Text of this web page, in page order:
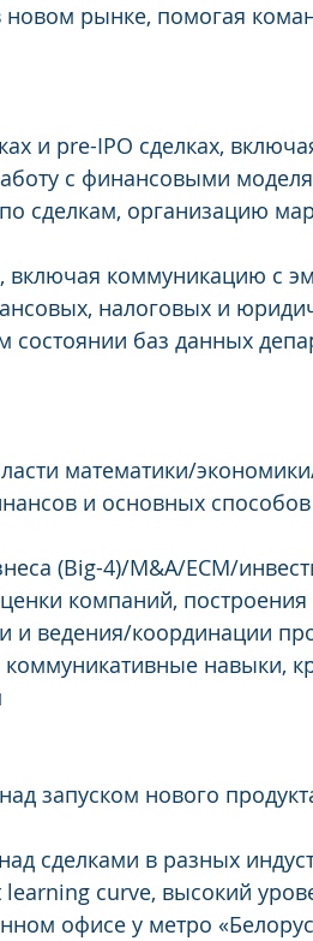
рынке, помогая
и pre-IPO сделках,
с финансовыми
сделкам, организацию
коммуникацию с
налоговых и
состоянии баз данных
математики/
и основных
(Big-4)/M&A/ECM/
компаний,
и ведения/координации
навыки,
запуском нового
сделками в разных
curve, высокий
офисе у метро